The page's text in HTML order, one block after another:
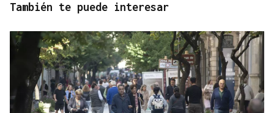
También te puede interesar